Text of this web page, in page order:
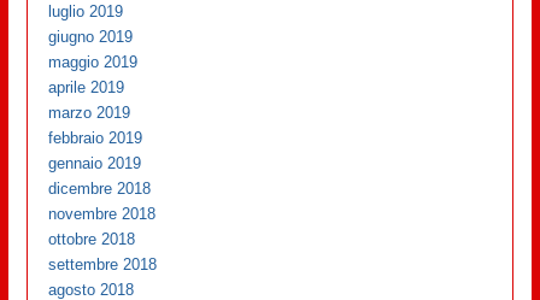
luglio 2019
giugno 2019
maggio 2019
aprile 2019
marzo 2019
febbraio 2019
gennaio 2019
dicembre 2018
novembre 2018
ottobre 2018
settembre 2018
agosto 2018